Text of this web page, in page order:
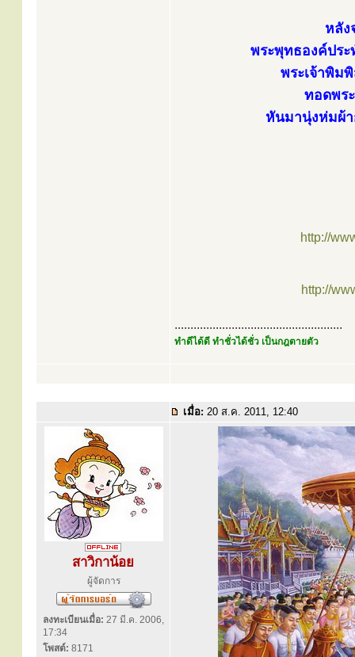
หลัง
พระพุทธองค์ปร
พระเจ้าพิม
ทอดพร
หันมานุ่งห่มผ้า
http://
http://
.....................................................
ทำดีได้ดี ทำชั่วได้ชั่ว เป็นกฎตายตัว
เมื่อ: 20 ส.ค. 2011, 12:40
สาวิกาน้อย
ผู้จัดการ
ลงทะเบียนเมื่อ: 27 มี.ค. 2006,
17:34
โพสต์: 8171